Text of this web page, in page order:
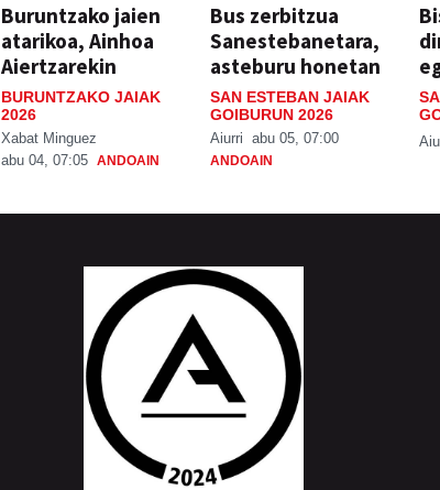
Buruntzako jaien
atarikoa, Ainhoa
Aiertzarekin
BURUNTZAKO JAIAK
2026
Xabat Minguez
abu 04, 07:05 ANDOAIN
Bus zerbitzua
Sanestebanetara,
asteburu honetan
SAN ESTEBAN JAIAK
GOIBURUN 2026
Aiurri abu 05, 07:00
ANDOAIN